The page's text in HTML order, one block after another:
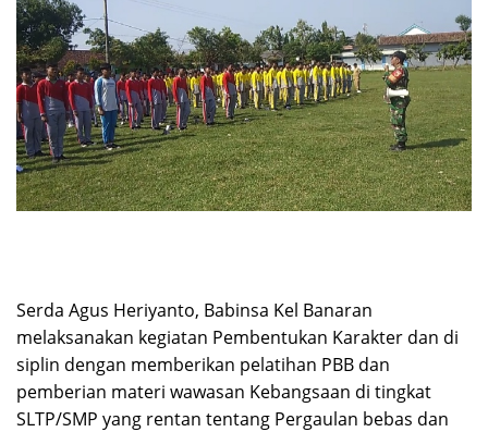
Serda Agus Heriyanto, Babinsa Kel Banaran
melaksanakan kegiatan Pembentukan Karakter dan di
siplin dengan memberikan pelatihan PBB dan
pemberian materi wawasan Kebangsaan di tingkat
SLTP/SMP yang rentan tentang Pergaulan bebas dan